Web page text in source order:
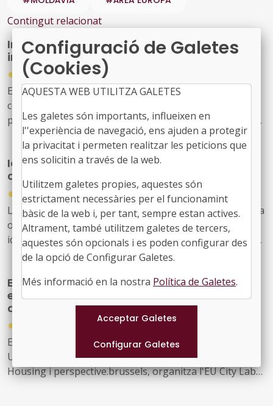
Contingut relacionat
Interreg Sudoe: projectes estructurants en
incendis i envelliment de la població
●
09/07/2026
El programa Interreg Sudoe ha obert la seva quarta
convocatòria de projectes, dedicada específicament als
projectes estructurants. Es tracta d'una nova tipologia
de projecte, més ambiciosa que les convocatòries
anteriors, amb una dotació de prop de 8,8 milions
d'euros destinats a desenvolupar solucions
transnacionals a dos reptes crítics del sud-oest europeu:
la gestió d'incendis i les polítiques públiques per
afrontar l'envelliment de la població.
Identificant iniciatives de rehabilitació
d'habitatges: Better Homes Partnerships
●
08/07/2026
La Direcció General d'Energia de la Comissió Europea ha
obert una convocotòria d'expressions d'interès per
identificar projectes, aliances i solucions replicables que
contribueixin a accelerar la rehabilitació d'habitatges
EU City Lab sobre Habitatge: trobada
europea sobre solucions d'habitatge
assequible a les ciutats
●
El programa URBACT, en col·laboració amb la Iniciativa
Urbana Europea (EUI) i amb el suport de Brussels
Housing i perspective.brussels, organitza l'EU City Lab
Configuració de Galetes
(Cookies)
AQUESTA WEB UTILITZA GALETES
Les galetes són importants, influeixen en
l''experiència de navegació, ens ajuden a protegir
la privacitat i permeten realitzar les peticions que
ens solicitin a través de la web.
Utilitzem galetes propies, aquestes són
estrictament necessàries per el funcionamint
bàsic de la web i, per tant, sempre estan actives.
Altrament, també utilitzem galetes de tercers,
aquestes són opcionals i es poden configurar des
de la opció de Configurar Galetes.
Més informació en la nostra Política de Galetes.